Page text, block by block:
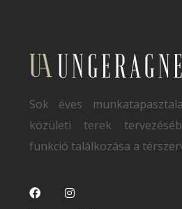
Sok éves
közületi terek
funkció találkozása a